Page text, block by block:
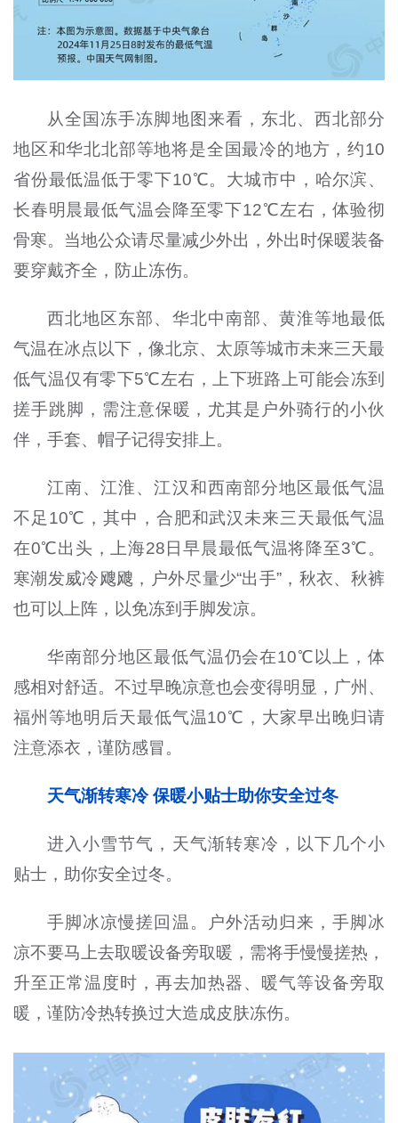
从全国冻手冻脚地图来看，东北、西北部分
地区和华北北部等地将是全国最冷的地方，约10
省份最低温低于零下10℃。大城市中，哈尔滨、
长春明晨最低气温会降至零下12℃左右，体验彻
骨寒。当地公众请尽量减少外出，外出时保暖装备
要穿戴齐全，防止冻伤。
西北地区东部、华北中南部、黄淮等地最低
气温在冰点以下，像北京、太原等城市未来三天最
低气温仅有零下5℃左右，上下班路上可能会冻到
搓手跳脚，需注意保暖，尤其是户外骑行的小伙
伴，手套、帽子记得安排上。
江南、江淮、江汉和西南部分地区最低气温
不足10℃，其中，合肥和武汉未来三天最低气温
在0℃出头，上海28日早晨最低气温将降至3℃。
寒潮发威冷飕飕，户外尽量少“出手”，秋衣、秋裤
也可以上阵，以免冻到手脚发凉。
华南部分地区最低气温仍会在10℃以上，体
感相对舒适。不过早晚凉意也会变得明显，广州、
福州等地明后天最低气温10℃，大家早出晚归请
注意添衣，谨防感冒。
天气渐转寒冷 保暖小贴士助你安全过冬
进入小雪节气，天气渐转寒冷，以下几个小
贴士，助你安全过冬。
手脚冰凉慢搓回温。户外活动归来，手脚冰
凉不要马上去取暖设备旁取暖，需将手慢慢搓热，
升至正常温度时，再去加热器、暖气等设备旁取
暖，谨防冷热转换过大造成皮肤冻伤。